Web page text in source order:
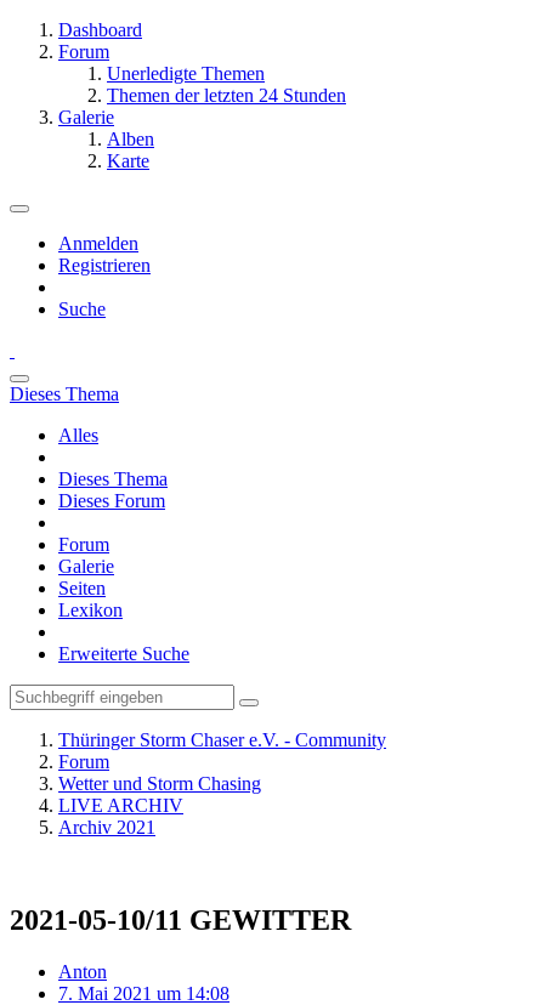
Dashboard
Forum
Unerledigte Themen
Themen der letzten 24 Stunden
Galerie
Alben
Karte
Anmelden
Registrieren
Suche
Dieses Thema
Alles
Dieses Thema
Dieses Forum
Forum
Galerie
Seiten
Lexikon
Erweiterte Suche
Thüringer Storm Chaser e.V. - Community
Forum
Wetter und Storm Chasing
LIVE ARCHIV
Archiv 2021
2021-05-10/11 GEWITTER
Anton
7. Mai 2021 um 14:08